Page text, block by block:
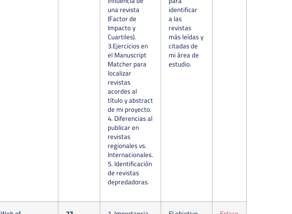
una revista
(Factor de
Impacto y
Cuartiles).
3.Ejercicios en
el Manuscript
Matcher para
localizar
revistas
acordes al
título y abstract
de mi proyecto.
4. Diferencias al
publicar en
revistas
regionales vs.
Internacionales.
5. Identificación
de revistas
depredadoras.
identificar
a las
revistas
más leídas y
citadas de
mi área de
estudio.